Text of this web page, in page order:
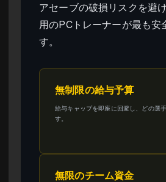
アセーブの破損リスクを避
用のPCトレーナーが最も安
す。
無制限の給与予算
給与キャップを即座に回避し、どの選
す。
無限のチーム資金